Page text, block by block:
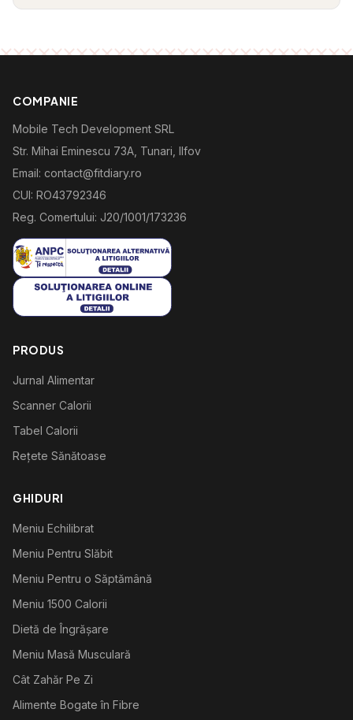
COMPANIE
Mobile Tech Development SRL
Str. Mihai Eminescu 73A, Tunari, Ilfov
Email: contact@fitdiary.ro
CUI: RO43792346
Reg. Comertului: J20/1001/173236
PRODUS
Jurnal Alimentar
Scanner Calorii
Tabel Calorii
Rețete Sănătoase
GHIDURI
Meniu Echilibrat
Meniu Pentru Slăbit
Meniu Pentru o Săptămână
Meniu 1500 Calorii
Dietă de Îngrășare
Meniu Masă Musculară
Cât Zahăr Pe Zi
Alimente Bogate în Fibre